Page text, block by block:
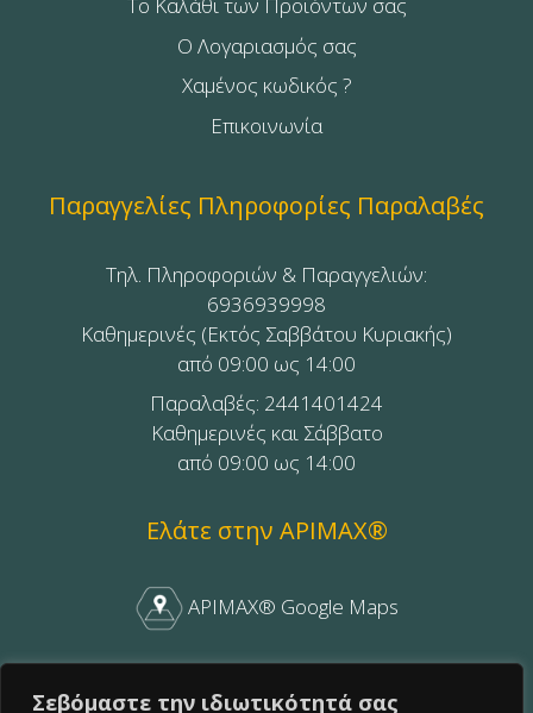
Σεβόμαστε την ιδιωτικότητά σας
Το Καλάθι των Προϊόντων σας
Ο Λογαριασμός σας
Χαμένος κωδικός ?
Επικοινωνία
Παραγγελίες Πληροφορίες Παραλαβές
Τηλ. Πληροφοριών & Παραγγελιών:
6936939998
Καθημερινές (Εκτός Σαββάτου Κυριακής)
από 09:00 ως 14:00
Παραλαβές: 2441401424
Καθημερινές και Σάββατο
από 09:00 ως 14:00
Ελάτε στην APIMAX®
APIMAX® Google Maps